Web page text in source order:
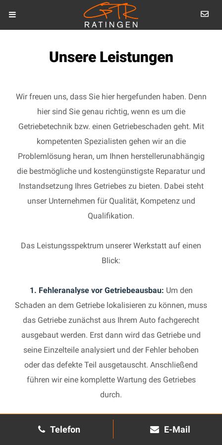
Telefon E-Mail
Unsere Leistungen
Wir freuen uns, dass Sie hier hergefunden haben. Denn
hier sind Sie genau richtig, wenn es um die
Getriebetechnik bzw. einen Getriebeschaden geht. Mit
kompetenten Spezialisten gehen wir an die
Problemlösung heran, um Ihnen herstellerunabhängig
die bestmögliche und kostengünstigste Reparatur und
Instandsetzung Ihres Getriebes zu bieten. Dabei steht
unser Unternehmen für Qualität, Kompetenz und
Qualifikation.
Das Leistungsspektrum unserer Werkstatt auf einen
Blick:
1. Fehleranalyse vor Getriebeausbau: Um den
Schaden an dem Getriebe lokalisieren zu können, muss
das Getriebe zunächst aus Ihrem Auto fachgerecht
ausgebaut werden. Erst dann wird das Getriebe und
seine Einzelteile analysiert und der Fehler behoben
oder das defekte Teil ausgetauscht. Anschließend
führen wir eine komplette Wartung des Getriebes
durch.
2. Manuelles Getriebe:
Die Reparatur eines komplexen
Schaltgetriebes ist äußerst aufwendig und benötigt